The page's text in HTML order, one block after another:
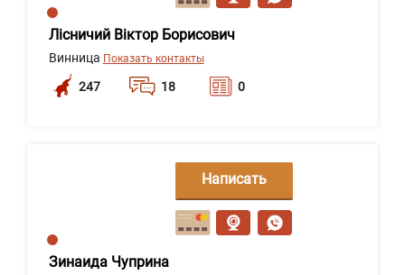
Лісничий Віктор Борисович
Винница Показать контакты
247 18 0
Зинаида Чуприна
Написать
сообщение